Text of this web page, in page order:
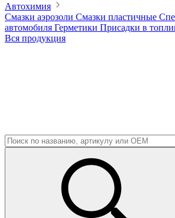
Автохимия
Смазки аэрозоли Смазки пластичные
автомобиля Герметики Присадки в
Вся продукция